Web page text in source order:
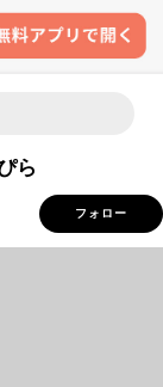
ら
フォロー